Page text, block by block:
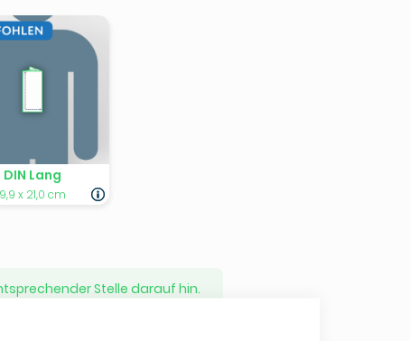
DIN Lang
9,9 x 21,0 cm
Stelle darauf hin.